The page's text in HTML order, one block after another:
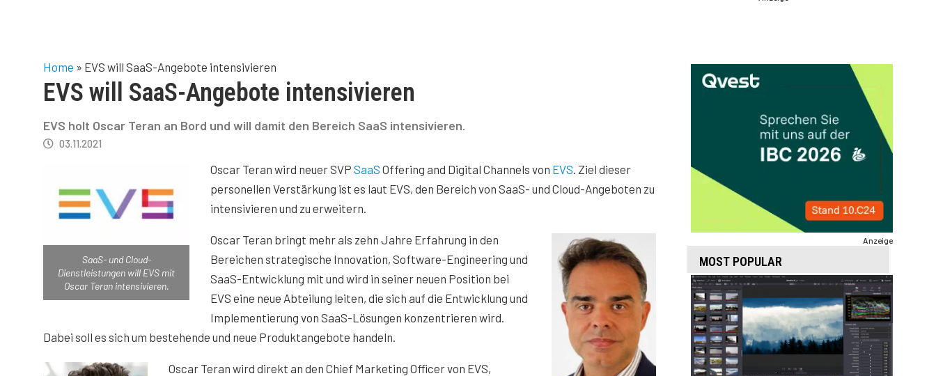
Home » EVS will SaaS-Angebote intensivieren
EVS will SaaS-Angebote intensivieren
EVS holt Oscar Teran an Bord und will damit den Bereich SaaS intensivieren.
03.11.2021
SaaS- und Cloud-
Dienstleistungen will EVS mit
Oscar Teran intensivieren.
Oscar Teran wird neuer SVP SaaS Offering and Digital Channels von EVS. Ziel dieser
personellen Verstärkung ist es laut EVS, den Bereich von SaaS- und Cloud-Angeboten zu
intensivieren und zu erweitern.
Oscar Teran bringt mehr als zehn Jahre Erfahrung in den
Bereichen strategische Innovation, Software-Engineering und
SaaS-Entwicklung mit und wird in seiner neuen Position bei
EVS eine neue Abteilung leiten, die sich auf die Entwicklung und
Implementierung von SaaS-Lösungen konzentrieren wird.
Dabei soll es sich um bestehende und neue Produktangebote handeln.
Oscar Teran wird direkt an den Chief Marketing Officer von EVS,
Anzeige
MOST POPULAR